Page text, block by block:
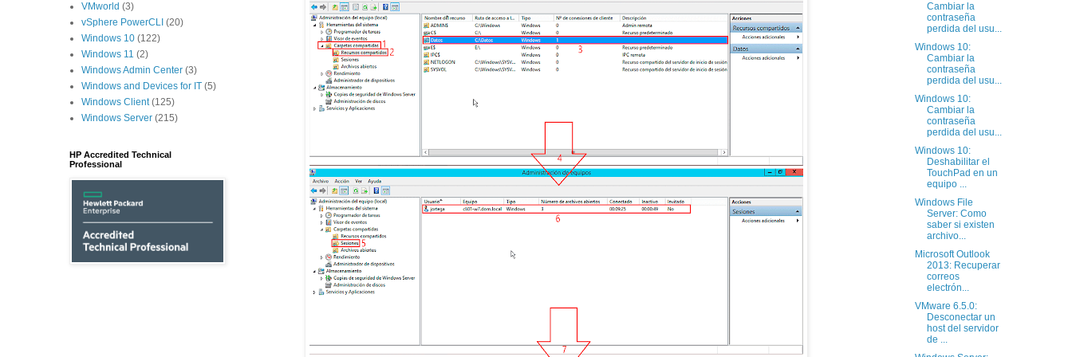
VMworld (3)
vSphere PowerCLI (20)
Windows 10 (122)
Windows 11 (2)
Windows Admin Center (3)
Windows and Devices for IT (5)
Windows Client (125)
Windows Server (215)
HP Accredited Technical
Professional
Cambiar la
contraseña
perdida del usu...
Windows 10:
Cambiar la
contraseña
perdida del usu...
Windows 10:
Cambiar la
contraseña
perdida del usu...
Windows 10:
Deshabilitar el
TouchPad en un
equipo ...
Windows File
Server: Como
saber si existen
archivo...
Microsoft Outlook
2013: Recuperar
correos
electrón...
VMware 6.5.0:
Desconectar un
host del servidor
de ...